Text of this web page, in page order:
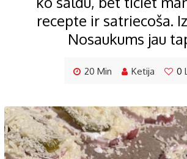
recepte ir satriecoša.
Nosaukums jau
20 Min Ketija 0